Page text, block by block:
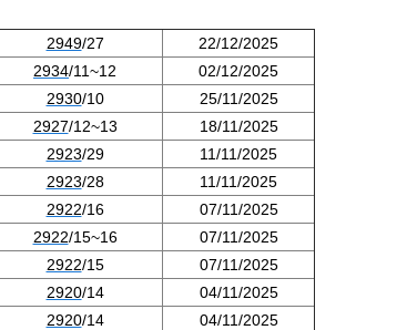
2949/27 22/12/2025
2934/11~12 02/12/2025
2930/10
25/11/2025
2927/12~13
18/11/2025
2923/29 11/11/2025
2923/28 11/11/2025
2922/16
07/11/2025
2922/15~16 07/11/2025
2922/15
07/11/2025
2920/14
04/11/2025
2920/14 04/11/2025